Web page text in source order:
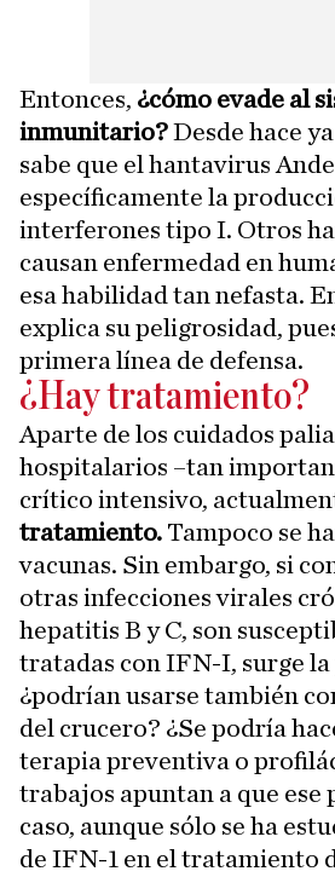
Entonces, ¿cómo evade al
inmunitario?Desde hace
sabe que el hantavirus
específicamente la
interferones tipo I. Otros
causan enfermedad en
esa habilidad tan nefasta.
explica su peligrosidad,
primera línea de defensa.
¿Hay tratamiento?
Aparte de los cuidados
hospitalarios –tan
crítico intensivo,
tratamiento. Tampoco se
vacunas. Sin embargo, si
otras infecciones virales
hepatitis B y C, son
tratadas con IFN-I, surge
¿podrían usarse también
del crucero? ¿Se podría
terapia preventiva o
trabajos apuntan a que ese
caso, aunque sólo se ha
de IFN-1 en el tratamiento